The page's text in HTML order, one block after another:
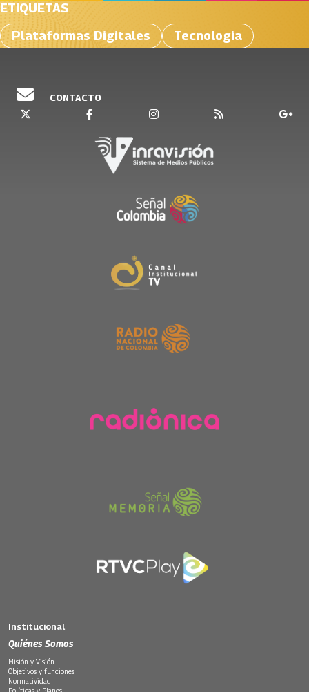
ETIQUETAS
Plataformas Digitales
Tecnologia
CONTACTO
Institucional
Quiénes Somos
Misión y Visión
Objetivos y funciones
Normatividad